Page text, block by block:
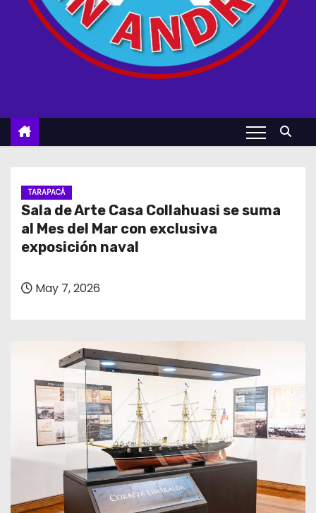
TARAPACÁ
Sala de Arte Casa Collahuasi se suma
al Mes del Mar con exclusiva
exposición naval
May 7, 2026